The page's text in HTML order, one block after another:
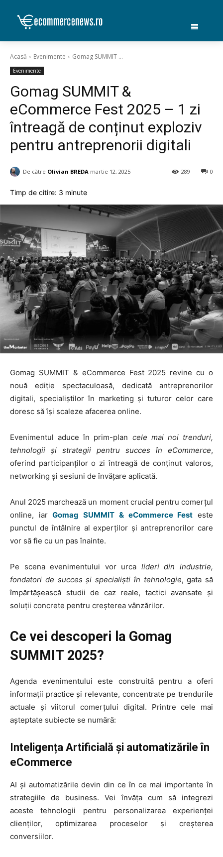
Acasă Evenimente Gomag SUMMIT ...
Evenimente
Gomag SUMMIT &
eCommerce Fest 2025 – 1 zi
întreagă de conținut exploziv
pentru antreprenorii digitali
De către Olivian BREDA martie 12, 2025 0
289
Timp de citire: 3 minute
Gomag SUMMIT & eCommerce Fest 2025 revine cu o
nouă ediție spectaculoasă, dedicată antreprenorilor
digitali, specialiștilor în marketing și tuturor celor care
doresc să își scaleze afacerea online.
Evenimentul aduce în prim-plan cele mai noi trenduri,
tehnologii și strategii pentru succes în eCommerce,
oferind participanților o zi întreagă de conținut valoros,
networking și sesiuni de învățare aplicată.
Anul 2025 marchează un moment crucial pentru comerțul
online, iarGomag SUMMIT & eCommerce Fest este
punctul de întâlnire al experților și antreprenorilor care
vor să fie cu un pas înainte.
Pe scena evenimentului vor urca lideri din industrie,
fondatori de succes și specialiști în tehnologie, gata să
împărtășească studii de caz reale, tactici avansate și
soluții concrete pentru creșterea vânzărilor.
Ce vei descoperi la Gomag
SUMMIT 2025?
Agenda evenimentului este construită pentru a oferi
informații practice și relevante, concentrate pe trendurile
actuale și viitorul comerțului digital. Printre cele mai
așteptate subiecte se numără:
Inteligența Artificială și automatizările în
eCommerce
AI și automatizările devin din ce în ce mai importante în
strategiile de business. Vei învăța cum să integrezi
aceste tehnologii pentru personalizarea experienței
clienților, optimizarea proceselor și creșterea
conversiilor.